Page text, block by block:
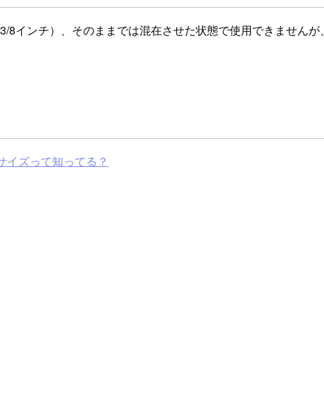
3/8インチ）、そのままでは混在させた状態で使用できませんが、
イズって知ってる？